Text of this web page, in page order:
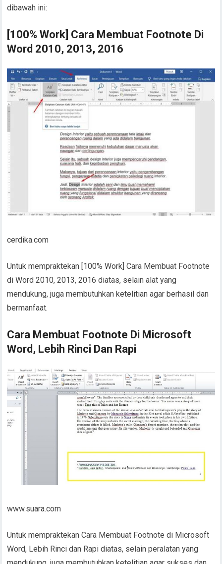
dibawah ini:
[100% Work] Cara Membuat Footnote Di
Word 2010, 2013, 2016
cerdika.com
Untuk mempraktekan [100% Work] Cara Membuat Footnote
di Word 2010, 2013, 2016 diatas, selain alat yang
mendukung, juga membutuhkan ketelitian agar berhasil dan
bermanfaat.
Cara Membuat Footnote Di Microsoft
Word, Lebih Rinci Dan Rapi
www.suara.com
Untuk mempraktekan Cara Membuat Footnote di Microsoft
Word, Lebih Rinci dan Rapi diatas, selain peralatan yang